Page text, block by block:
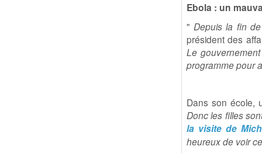
Ebola : un
" Depuis la fin
président des
Le
programme pour
Dans son école,
Donc les filles
la visite de
heureux de voir